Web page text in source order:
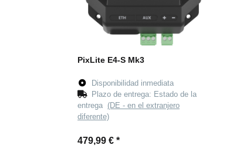
PixLite E4-S Mk3
Disponibilidad inmediata
Plazo de entrega: Estado de la
entrega (DE - en el extranjero
diferente)
479,99 € *